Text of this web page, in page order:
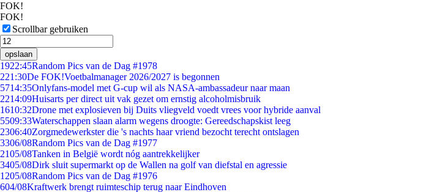
FOK!
FOK!
Scrollbar gebruiken
opslaan
1922:45Random Pics van de Dag #1978
221:30De FOK!Voetbalmanager 2026/2027 is begonnen
5714:35Onlyfans-model met G-cup wil als NASA-ambassadeur naar maan
2214:09Huisarts per direct uit vak gezet om ernstig alcoholmisbruik
1610:32Drone met explosieven bij Duits vliegveld voedt vrees voor hybride aanval
5509:33Waterschappen slaan alarm wegens droogte: Gereedschapskist leeg
2306:40Zorgmedewerkster die 's nachts haar vriend bezocht terecht ontslagen
3306/08Random Pics van de Dag #1977
2105/08Tanken in België wordt nóg aantrekkelijker
3405/08Dirk sluit supermarkt op de Wallen na golf van diefstal en agressie
1205/08Random Pics van de Dag #1976
604/08Kraftwerk brengt ruimteschip terug naar Eindhoven